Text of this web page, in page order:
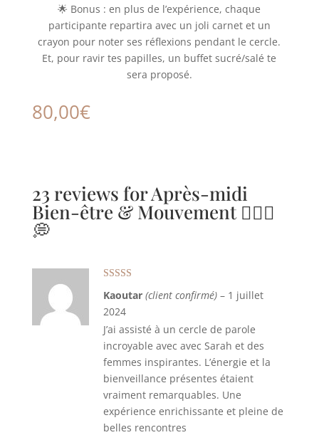
🌟 Bonus : en plus de l’expérience, chaque
participante repartira avec un joli carnet et un
crayon pour noter ses réflexions pendant le cercle.
Et, pour ravir tes papilles, un buffet sucré/salé te
sera proposé.
80,00€
23 reviews forAprès-midi
Bien-être & Mouvement 🧘🏻‍♀️
💭
Kaoutar (client confirmé) – 1 juillet
2024
J’ai assisté à un cercle de parole
incroyable avec avec Sarah et des
femmes inspirantes. L’énergie et la
bienveillance présentes étaient
vraiment remarquables. Une
expérience enrichissante et pleine de
belles rencontres